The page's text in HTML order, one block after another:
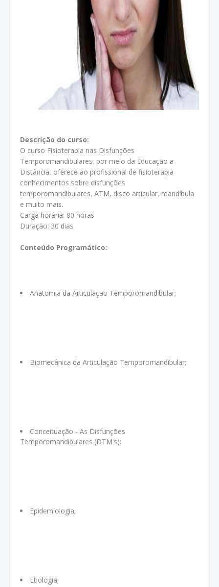
Descrição do curso:
O curso Fisioterapia nas Disfunções
Temporomandibulares, por meio da Educação a
Distância, oferece ao profissional de fisioterapia
conhecimentos sobre disfunções
temporomandibulares, ATM, disco articular, mandíbula
e muito mais.
Carga horária: 80 horas
Duração: 30 dias
Conteúdo Programático:
Anatomia da Articulação Temporomandibular;
Biomecânica da Articulação Temporomandibular;
Conceituação - As Disfunções
Temporomandibulares (DTM's);
Epidemiologia;
Etiologia;